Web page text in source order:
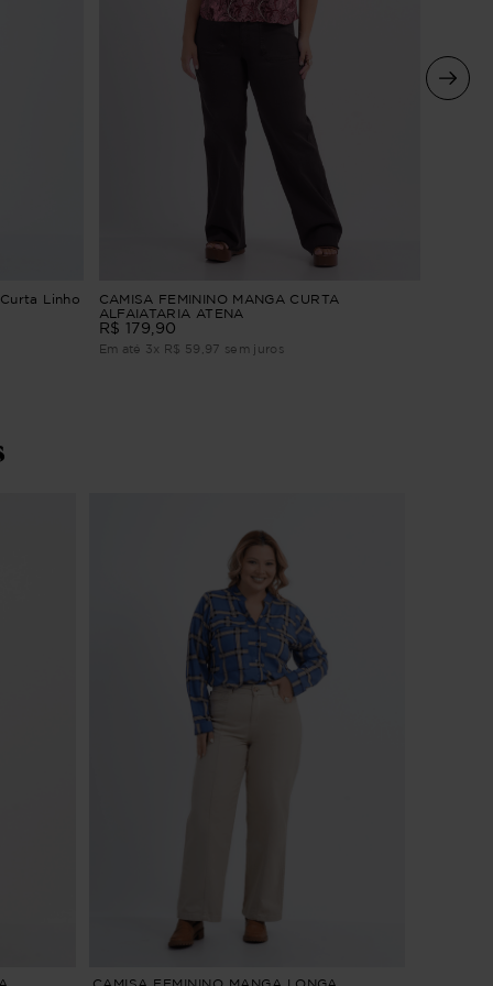
Linho
CAMISA FEMININO MANGA CURTA
ALFAIATARIA ATENA
R$ 179 90
Em até 3x R$ 59 97 sem juros
CAMISA FEMININO MANGA LONGA